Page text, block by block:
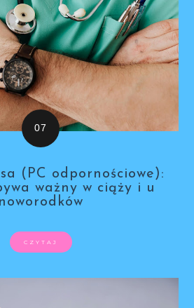
(PC odpornościowe):
ważny w ciąży i u
noworodków
CZYTAJ